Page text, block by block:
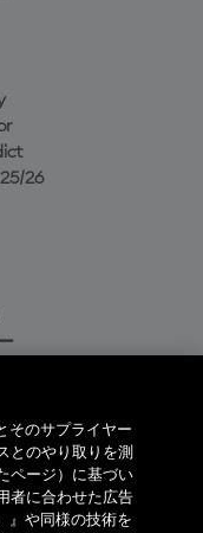
26
ー
そのサプライヤー
とのやり取りを測
ページ）に基づい
者に合わせた広告
』や同様の技術を